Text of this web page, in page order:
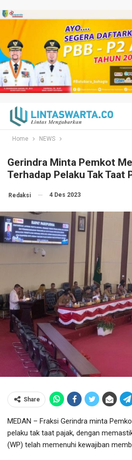
Home NEWS
Gerindra Minta Pemkot
Terhadap Pelaku Tak Taat
Redaksi 4 Des 2023
Share
MEDAN – Fraksi Gerindra minta
pelaku tak taat pajak, dengan
(WP) telah memenuhi kewajiban